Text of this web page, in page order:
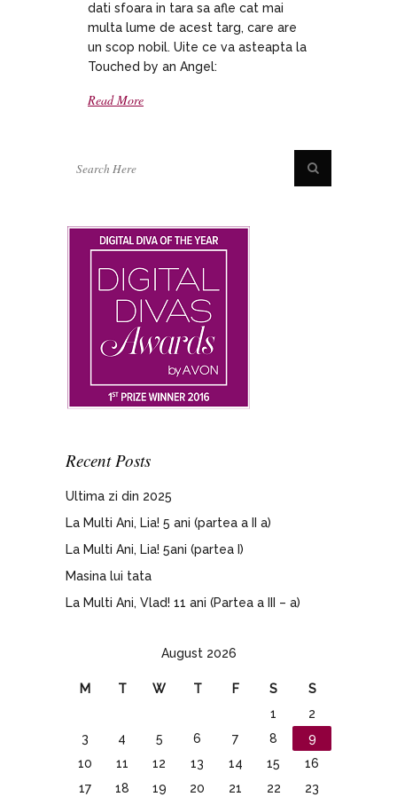
dati sfoara in tara sa afle cat mai
multa lume de acest targ, care are
un scop nobil. Uite ce va asteapta la
Touched by an Angel:
Read More
Recent Posts
Ultima zi din 2025
La Multi Ani, Lia! 5 ani (partea a II a)
La Multi Ani, Lia! 5ani (partea I)
Masina lui tata
La Multi Ani, Vlad! 11 ani (Partea a III – a)
August 2026
M T W T F S
S
1
2
3
4 5 6 7 8
9
10
11 12 13 14 15
16
17
18 19 20 21 22
23